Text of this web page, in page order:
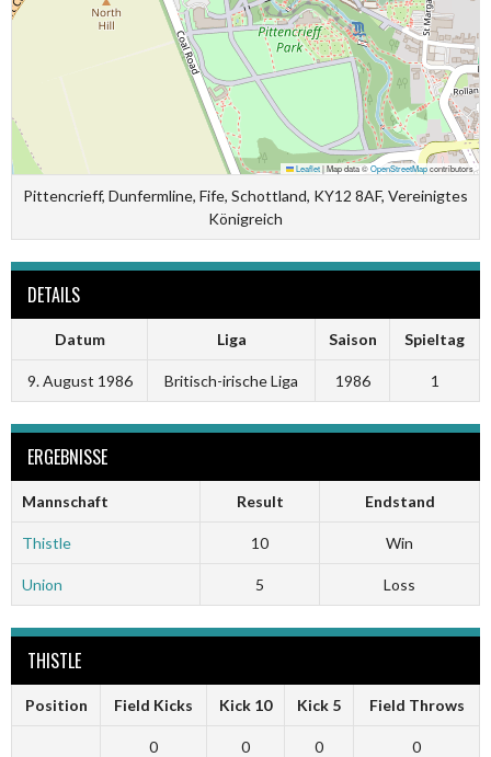
Leaflet|Map data ©OpenStreetMapcontributors
Pittencrieff, Dunfermline, Fife, Schottland, KY12 8AF, Vereinigtes
Königreich
DETAILS
Datum Liga Saison Spieltag
9. August 1986 Britisch-irische Liga 1986 1
ERGEBNISSE
Mannschaft Result Endstand
Thistle 10 Win
Union 5 Loss
THISTLE
Position Field Kicks Kick 10 Kick 5 Field Throws
0 0 0 0